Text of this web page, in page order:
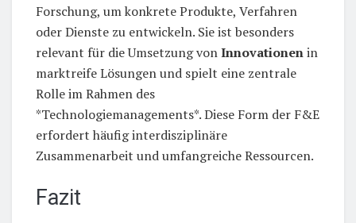
Forschung, um konkrete Produkte, Verfahren
oder Dienste zu entwickeln. Sie ist besonders
relevant für die Umsetzung vonInnovationenin
marktreife Lösungen und spielt eine zentrale
Rolle im Rahmen des
*Technologiemanagements*. Diese Form der F&E
erfordert häufig interdisziplinäre
Zusammenarbeit und umfangreiche Ressourcen.
Fazit